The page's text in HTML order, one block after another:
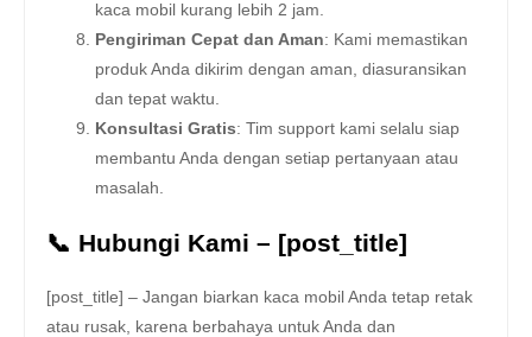
kaca mobil kurang lebih 2 jam.
Pengiriman Cepat dan Aman: Kami memastikan
produk Anda dikirim dengan aman, diasuransikan
dan tepat waktu.
Konsultasi Gratis: Tim support kami selalu siap
membantu Anda dengan setiap pertanyaan atau
masalah.
📞 Hubungi Kami – [post_title]
[post_title] – Jangan biarkan kaca mobil Anda tetap retak
atau rusak, karena berbahaya untuk Anda dan